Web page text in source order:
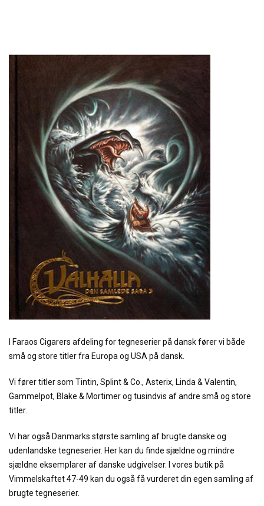
I Faraos Cigarers afdeling for tegneserier på dansk fører vi både
små og store titler fra Europa og USA på dansk.
Vi fører titler som Tintin, Splint & Co., Asterix, Linda & Valentin,
Gammelpot, Blake & Mortimer og tusindvis af andre små og store
titler.
Vi har også Danmarks største samling af brugte danske og
udenlandske tegneserier. Her kan du finde sjældne og mindre
sjældne eksemplarer af danske udgivelser. I vores butik på
Vimmelskaftet 47-49 kan du også få vurderet din egen samling af
brugte tegneserier.